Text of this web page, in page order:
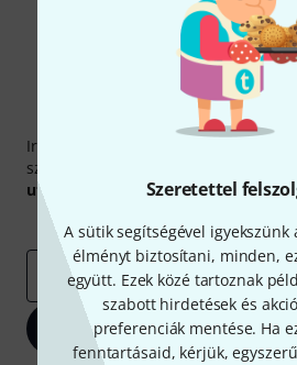
Szeretettel
A sütik segítségével igyekszünk
élményt biztosítani, minden,
együtt. Ezek közé tartoznak
szabott hirdetések és
preferenciák mentése. Ha
fenntartásaid, kérjük,
Thomann
Iratkozz fel a Thomann angol nyelvű
szerencsével megnyerheted a
utalvány
egyikét.
Inspiráló gondolatok
e-mail cím *